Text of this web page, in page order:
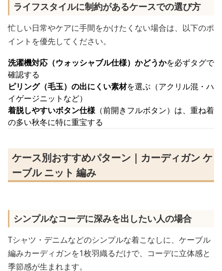
ライフスタイルに制約があるケースでの選び方
忙しい日常やケアに手間をかけたくない場合は、以下のポ
イントを優先してください。
洗濯機対応（ウォッシャブル仕様）かどうかを必ずタグで
確認する
ピリング（毛玉）の出にくい素材を選ぶ（アクリル混・ハ
イゲージニットなど）
着脱しやすいボタン仕様（前開きフルボタン）は、重ね着
の多い秋冬に特に重宝する
ケース別おすすめパターン｜カーディガン ケ
ーブル ニット 編み
シンプルなコーデに深みを出したい人の場合
Tシャツ・デニムなどのシンプルな着こなしに、ケーブル
編みカーディガンを1枚羽織るだけで、コーデに立体感と
季節感が生まれます。